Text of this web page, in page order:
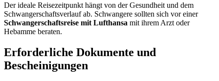
Der ideale Reisezeitpunkt hängt von der Gesundheit und dem
Schwangerschaftsverlauf ab. Schwangere sollten sich vor einer
Schwangerschaftsreise mit Lufthansa mit ihrem Arzt oder
Hebamme beraten.
Erforderliche Dokumente und
Bescheinigungen